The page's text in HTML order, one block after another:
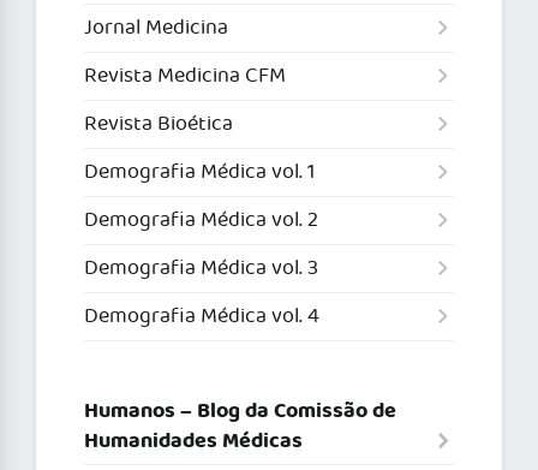
Jornal Medicina
Revista Medicina CFM
Revista Bioética
Demografia Médica vol. 1
Demografia Médica vol. 2
Demografia Médica vol. 3
Demografia Médica vol. 4
Humanos – Blog da Comissão de
Humanidades Médicas